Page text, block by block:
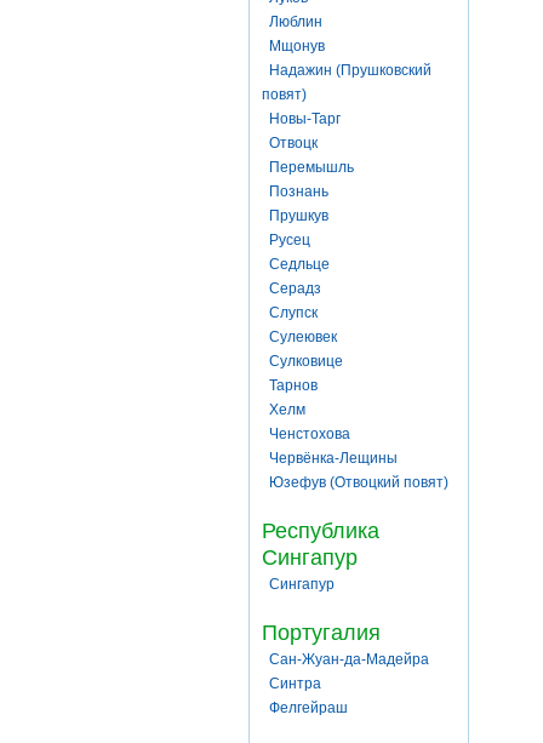
Люблин
Мщонув
Надажин (Прушковский
повят)
Новы-Тарг
Отвоцк
Перемышль
Познань
Прушкув
Русец
Седльце
Серадз
Слупск
Сулеювек
Сулковице
Тарнов
Хелм
Ченстохова
Червёнка-Лещины
Юзефув (Отвоцкий повят)
Республика
Сингапур
Сингапур
Португалия
Сан-Жуан-да-Мадейра
Синтра
Фелгейраш